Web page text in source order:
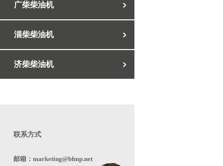
广柴柴油机
淄柴柴油机
济柴柴油机
联系方式
邮箱：marketing@bfmp.net